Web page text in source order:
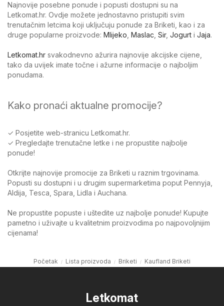
Najnovije posebne ponude i popusti dostupni su na
Letkomat.hr. Ovdje možete jednostavno pristupiti svim
trenutačnim letcima koji uključuju ponude za Briketi, kao i za
druge popularne proizvode: Mlijeko Maslac Sir, Jogurt i Jaja.
Letkomat.hr svakodnevno ažurira najnovije akcijske cijene,
tako da uvijek imate točne i ažurne informacije o najboljim
ponudama.
Kako pronaći aktualne promocije?
✓ Posjetite web-stranicu Letkomat.hr.
✓ Pregledajte trenutačne letke i ne propustite najbolje
ponude!
Otkrijte najnovije promocije za Briketi u raznim trgovinama.
Popusti su dostupni i u drugim supermarketima poput Pennyja,
Aldija, Tesca, Spara, Lidla i Auchana.
Ne propustite popuste i uštedite uz najbolje ponude! Kupujte
pametno i uživajte u kvalitetnim proizvodima po najpovoljnijim
cijenama!
Početak Lista proizvoda Briketi Kaufland Briketi
Letkomat